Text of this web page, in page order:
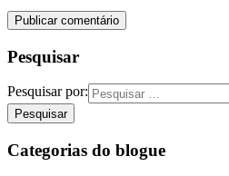
Pesquisar
Pesquisar por:
Categorias do blogue